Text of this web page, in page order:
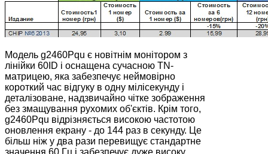
Модель g2460Pqu є новітнім монітором з
лінійки 60ID і оснащена сучасною TN-
матрицею, яка забезпечує неймовірно
короткий час відгуку в одну мілісекунду і
деталізоване, надзвичайно чітке зображення
без змащування рухомих об'єктів. Крім того,
g2460Pqu відрізняється високою частотою
оновлення екрану - до 144 раз в секунду. Це
більш ніж у два рази перевищує стандартне
значення 60 Гц і забезпечує дуже високу